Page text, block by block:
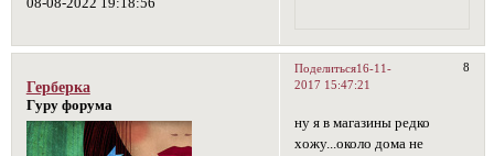
08-08-2022 19:18:56
Поделиться 8
16-11-
2017 15:47:21
Герберка
Гуру форума
ну я в магазины редко
хожу...около дома не